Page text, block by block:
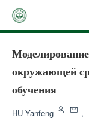
окружающей
обучения
HU Yanfeng ,